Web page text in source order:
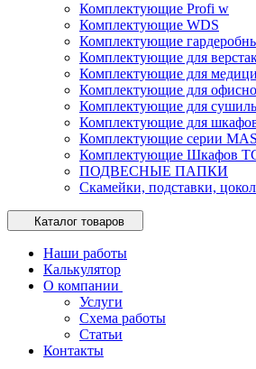
Комплектующие Profi w
Комплектующие WDS
Комплектующие
Комплектующие для
Комплектующие для
Комплектующие для
Комплектующие для
Комплектующие для
Комплектующие серии
Комплектующие Шкафов
ПОДВЕСНЫЕ ПАПКИ
Скамейки, подставки,
Каталог товаров
Наши работы
Калькулятор
О компании
Услуги
Схема работы
Статьи
Контакты